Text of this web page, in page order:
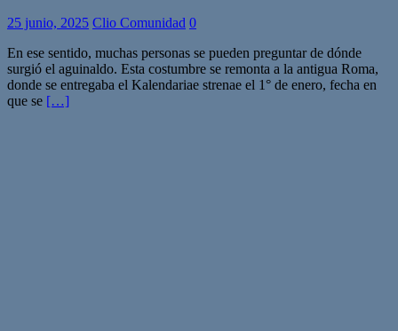
25 junio, 2025 Clio Comunidad 0
En ese sentido, muchas personas se pueden preguntar de dónde
surgió el aguinaldo. Esta costumbre se remonta a la antigua Roma,
donde se entregaba el Kalendariae strenae el 1° de enero, fecha en
que se […]